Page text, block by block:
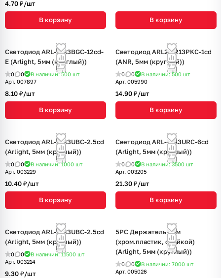
4.70 ₽/шт
В корзину В корзину
Светодиод ARL-5213BGC-12cd-
E (Arlight, 5мм (круглый))
0 0 В наличии: 500 шт
Арт. 007897
8.10 ₽/шт
В корзину
Светодиод ARL2-5213PKC-1cd
(ANR, 5мм (круглый))
0 0 В наличии: 500 шт
Арт. 005990
14.90 ₽/шт
В корзину
Светодиод ARL-5313UBC-2.5cd
(Arlight, 5мм (круглый))
0 0 В наличии: 1000 шт
Арт. 003229
10.40 ₽/шт
В корзину
Светодиод ARL-5513URC-6cd
(Arlight, 5мм (круглый))
0 0 В наличии: 3500 шт
Арт. 003205
21.30 ₽/шт
В корзину
Светодиод ARL-5513UBC-2.5cd
(Arlight, 5мм (круглый))
0 0 В наличии: 11500 шт
Арт. 003214
9.30 ₽/шт
5PC Держатель 5мм
(хром.пластик, с гайкой)
(Arlight, 5мм (круглый))
0 0 В наличии: 7000 шт
Арт. 005026